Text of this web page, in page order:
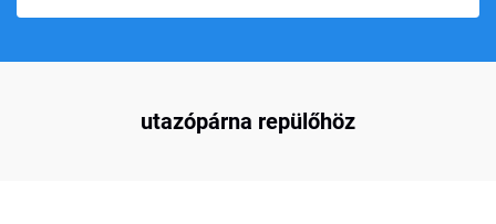
utazópárna repülőhöz